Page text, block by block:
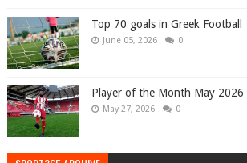
Top 70 goals in Greek
June 05, 2026 0
Player of the Month May 2026
May 27, 2026 0